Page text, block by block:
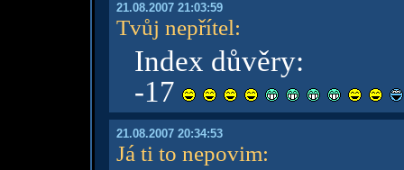
21.08.2007 21:03:59
Tvůj nepřítel:
Index důvěry:
-17
21.08.2007 20:34:53
Já ti to nepovim: